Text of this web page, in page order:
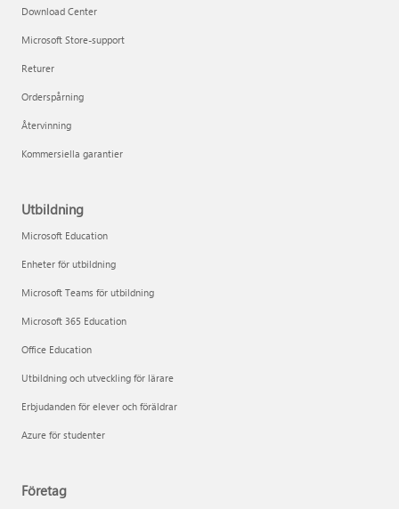
Download Center
Microsoft Store-support
Returer
Orderspårning
Återvinning
Kommersiella garantier
Utbildning
Microsoft Education
Enheter för utbildning
Microsoft Teams för utbildning
Microsoft 365 Education
Office Education
Utbildning och utveckling för lärare
Erbjudanden för elever och föräldrar
Azure för studenter
Företag